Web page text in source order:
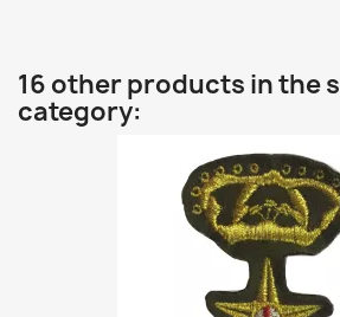
16 other products in the
category: